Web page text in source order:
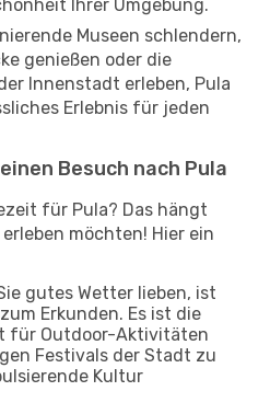
Ihrer Umgebung.
Museen schlendern,
genießen oder die
Innenstadt erleben, Pula
Erlebnis für jeden
Besuch nach Pula
für Pula? Das hängt
möchten! Hier ein
gutes Wetter lieben, ist
Erkunden. Es ist die
für Outdoor-Aktivitäten
Festivals der Stadt zu
Kultur